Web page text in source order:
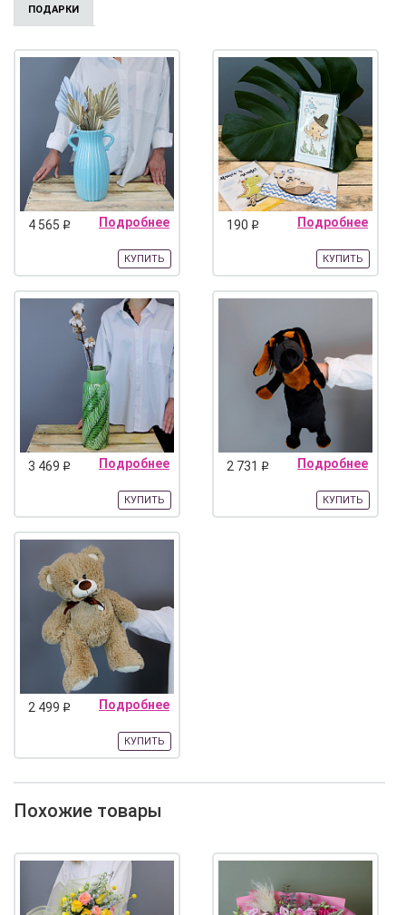
ПОДАРКИ
4 565 q Подробнее
КУПИТЬ
190 q Подробнее
КУПИТЬ
3 469 q Подробнее
КУПИТЬ
2 731 q Подробнее
КУПИТЬ
2 499 q Подробнее
КУПИТЬ
Похожие товары